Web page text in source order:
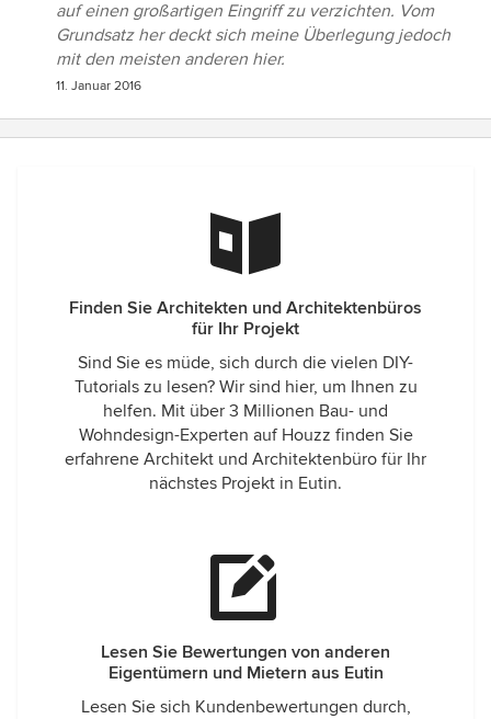
auf einen großartigen Eingriff zu verzichten. Vom
Grundsatz her deckt sich meine Überlegung jedoch
mit den meisten anderen hier.
11. Januar 2016
Finden Sie Architekten und Architektenbüros
für Ihr Projekt
Sind Sie es müde, sich durch die vielen DIY-
Tutorials zu lesen? Wir sind hier, um Ihnen zu
helfen. Mit über 3 Millionen Bau- und
Wohndesign-Experten auf Houzz finden Sie
erfahrene Architekt und Architektenbüro für Ihr
nächstes Projekt in Eutin.
Lesen Sie Bewertungen von anderen
Eigentümern und Mietern aus Eutin
Lesen Sie sich Kundenbewertungen durch,